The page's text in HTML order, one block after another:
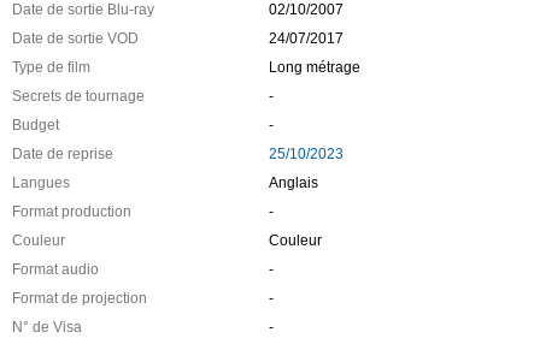
Date de sortie Blu-ray
02/10/2007
Date de sortie VOD
24/07/2017
Type de film
Long métrage
Secrets de tournage
-
Budget
-
Date de reprise
25/10/2023
Langues
Anglais
Format production
-
Couleur
Couleur
Format audio
-
Format de projection
-
N° de Visa
-